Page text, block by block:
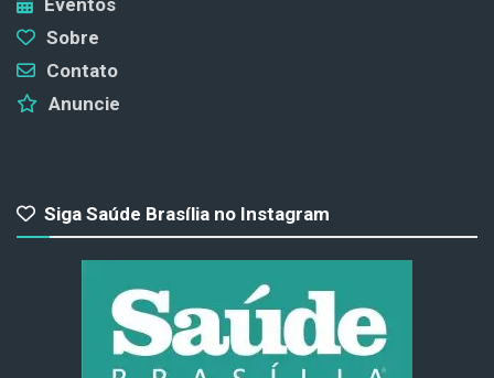
Eventos
Sobre
Contato
Anuncie
Siga Saúde Brasília no Instagram